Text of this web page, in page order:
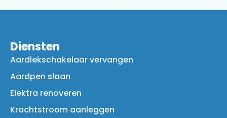
Diensten
Aardlekschakelaar vervangen
Aardpen slaan
Elektra renoveren
Krachtstroom aanleggen